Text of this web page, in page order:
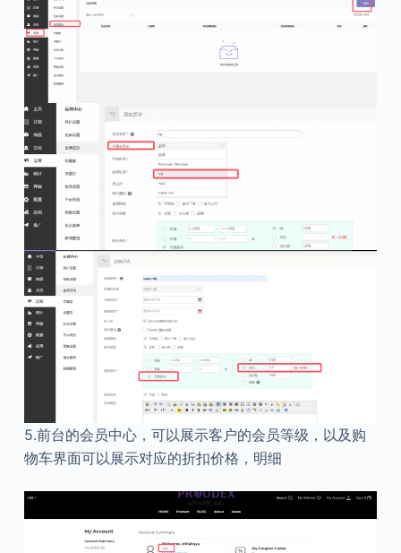
5.前台的会员中心，可以展示客户的会员等级，以及购
物车界面可以展示对应的折扣价格，明细